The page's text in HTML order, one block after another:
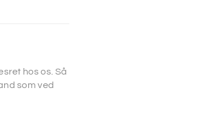
hos os. Så
som ved